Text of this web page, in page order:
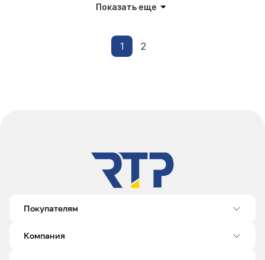
Показать еще
1 2
Покупателям
Компания